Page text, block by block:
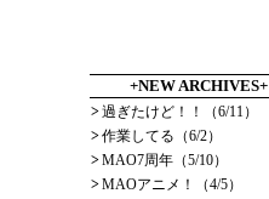
+NEW ARCHIVES+
>過ぎたけど！！（6/11）
>作業してる（6/2）
>MAO7周年（5/10）
>MAOアニメ！（4/5）